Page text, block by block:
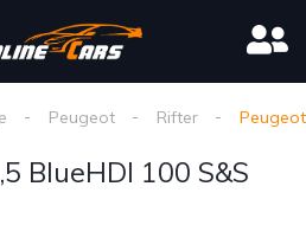
Peugeot Rifter
BlueHDI 100 S&S